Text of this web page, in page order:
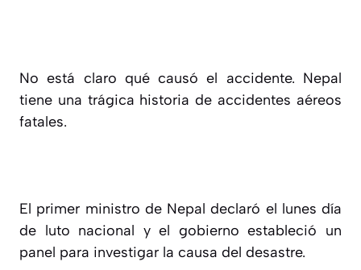
No está claro qué causó el accidente. Nepal
tiene una trágica historia de accidentes aéreos
fatales.
El primer ministro de Nepal declaró el lunes día
de luto nacional y el gobierno estableció un
panel para investigar la causa del desastre.